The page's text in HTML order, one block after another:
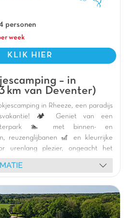
inbegrepen
van Duitsland
personen
week
KLIK HIER
– in
km van Deventer)
in Rheeze, een paradijs
🏕️ Geniet van een
🏊 met binnen- en
reuzenglijbanen 🎢 en kleurrijke
urenlang plezier, ongeacht het
dol zijn op de thematische
het enorme houten piratenschip 🏰,
Dynamische animatie met
🎭 garandeert onvergetelijke
in onze moderne en comfortabele